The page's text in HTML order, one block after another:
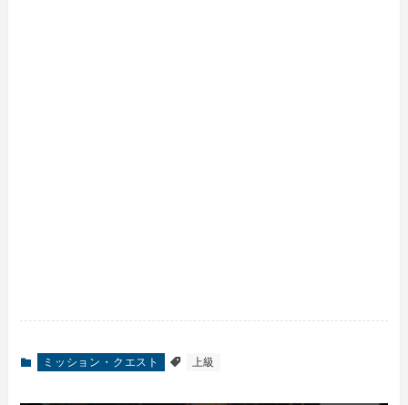
ミッション・クエスト 上級